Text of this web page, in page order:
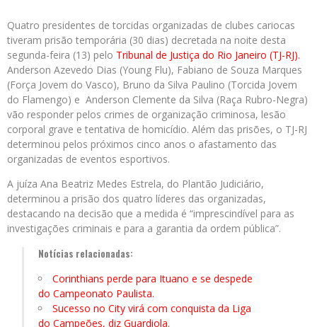
Quatro presidentes de torcidas organizadas de clubes cariocas
tiveram prisão temporária (30 dias) decretada na noite desta
segunda-feira (13) pelo Tribunal de Justiça do Rio Janeiro (TJ-RJ).
Anderson Azevedo Dias (Young Flu), Fabiano de Souza Marques
(Força Jovem do Vasco), Bruno da Silva Paulino (Torcida Jovem
do Flamengo) e Anderson Clemente da Silva (Raça Rubro-Negra)
vão responder pelos crimes de organização criminosa, lesão
corporal grave e tentativa de homicídio. Além das prisões, o TJ-RJ
determinou pelos próximos cinco anos o afastamento das
organizadas de eventos esportivos.
A juíza Ana Beatriz Medes Estrela, do Plantão Judiciário,
determinou a prisão dos quatro líderes das organizadas,
destacando na decisão que a medida é “imprescindível para as
investigações criminais e para a garantia da ordem pública”.
Notícias relacionadas:
Corinthians perde para Ituano e se despede
do Campeonato Paulista.
Sucesso no City virá com conquista da Liga
do Campeões, diz Guardiola.